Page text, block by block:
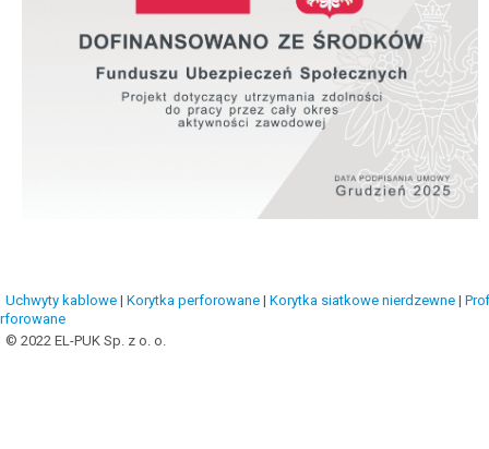
Uchwyty kablowe | Korytka perforowane | Korytka siatkowe nierdzewne |
© 2022 EL-PUK Sp. z o. o.